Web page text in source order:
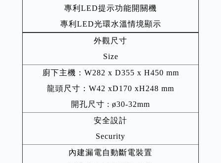
專利LED提示功能開關機
專利LED光環水溫情境顯示
外觀尺寸
Size
廚下主機：W282 x D355 x H450 mm
龍頭尺寸：W42 xD170 xH248 mm
開孔尺寸 : ø30-32mm
安全設計
Security
內建漏電自動斷電裝置